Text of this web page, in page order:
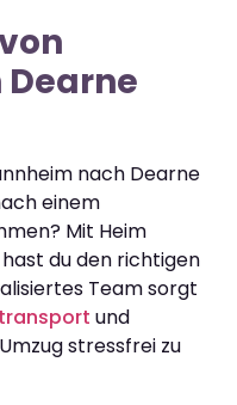
nach Dearne
einem
Mit Heim
du den richtigen
Team sorgt
und
stressfrei zu